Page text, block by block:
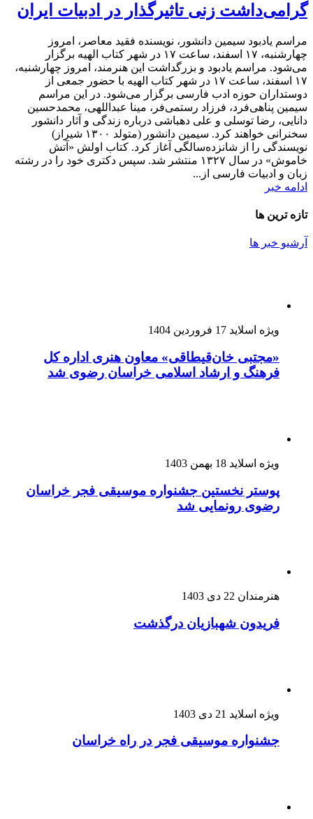
گرامی‌داشت زنی تاثیرگذار در ادبیات ایران
مراسم یادبود سیمین دانشور، نویسنده فقید معاصر، امروز
چهارشنبه، ۱۷ اسفند، ساعت ۱۷ در شهر کتاب الهیه برگزار
می‌شود. مراسم یادبود و بزرگداشت این هنرمند، امروز چهارشنبه،
۱۷ اسفند، ساعت ۱۷ در شهر کتاب الهیه با حضور جمعی از
دوستداران حوزه ادب فارسی برگزار می‌شود. در این مراسم
سیمین پناهی‌فرد، فرزاد رستمی‌فر، مینا عبداللهی، محمدحسین
دانایی، رضا توسلی و علی دهباشی درباره زندگی و آثار دانشور
سخنرانی خواهند کرد. سیمین دانشور (متولد ۱۳۰۰ شیراز)
نویسندگی را از شانزده‌سالگی آغاز کرد. کتاب اولش «آتش
خاموش» در سال ۱۳۲۷ منتشر شد. سپس دکتری خود را در رشته
زبان و ادبیات فارسی از...
ادامه خبر
تازه ترین ها
آرشیو خبر ها
ویژه اسلاید 17 فروردین 1404
«مجتبی خان‌قیطاقی» معاون هنری اداره کل
فرهنگ و ارشاد اسلامی خراسان رضوی شد
ویژه اسلاید 18 بهمن 1403
پوستر نخستین جشنواره موسیقی فجر خراسان
رضوی رونمایی شد
هنرمندان 22 دی 1403
فریدون شهبازیان درگذشت
ویژه اسلاید 21 دی 1403
جشنواره موسیقی فجر در راه خراسان